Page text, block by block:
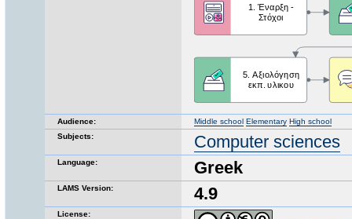
Audience: Middle school Elementary High school
Subjects:
Computer sciences
Language: Greek
LAMS Version: 4.9
License: